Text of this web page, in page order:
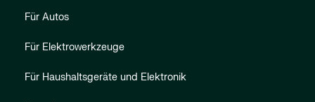
Für Autos
Für Elektrowerkzeuge
Für Haushaltsgeräte und Elektronik